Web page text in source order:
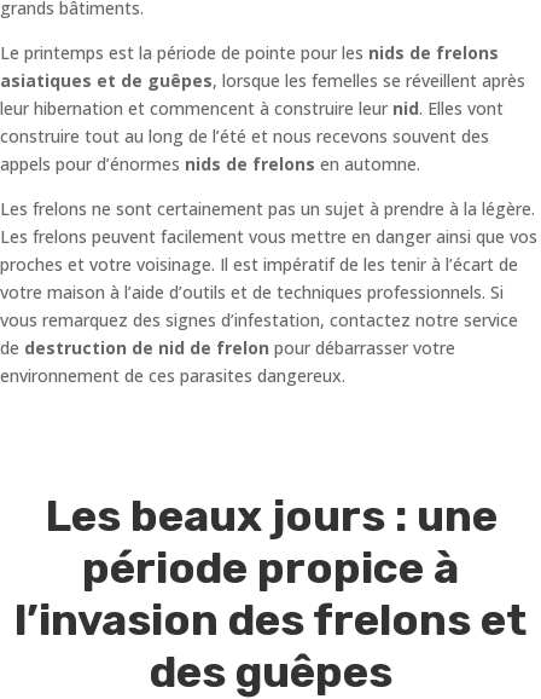
grands bâtiments.
Le printemps est la période de pointe pour les nids de frelons
asiatiques et de guêpes, lorsque les femelles se réveillent après
leur hibernation et commencent à construire leur nid. Elles vont
construire tout au long de l’été et nous recevons souvent des
appels pour d’énormes nids de frelons en automne.
Les frelons ne sont certainement pas un sujet à prendre à la légère.
Les frelons peuvent facilement vous mettre en danger ainsi que vos
proches et votre voisinage. Il est impératif de les tenir à l’écart de
votre maison à l’aide d’outils et de techniques professionnels. Si
vous remarquez des signes d’infestation, contactez notre service
de destruction de nid de frelon pour débarrasser votre
environnement de ces parasites dangereux.
Les beaux jours : une
période propice à
l’invasion des frelons et
des guêpes